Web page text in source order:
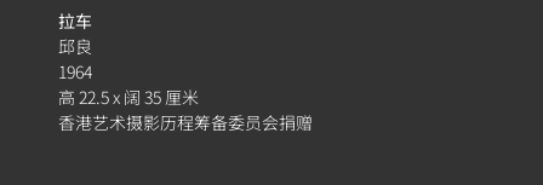
拉车
邱良
1964
高 22.5 x 阔 35 厘米
香港艺术摄影历程筹备委员会捐赠